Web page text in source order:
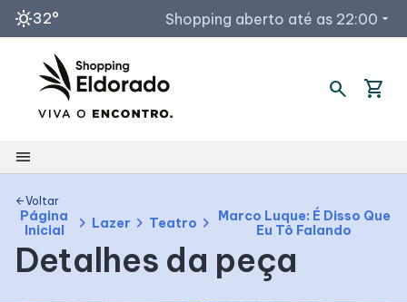
sunny32° Shopping aberto até as 22:00 arrow_drop_down
Horários de Funcionamento
Lojas e Quiosques
search shopping_cart
menu
Shopping
Mapa Interno
arrow_backVoltar
Página
Inicial
chevron_right Lazer chevron_right Teatro chevron_right
Marco Luque: É Disso Que
Eu Tô Falando
Detalhes da peça